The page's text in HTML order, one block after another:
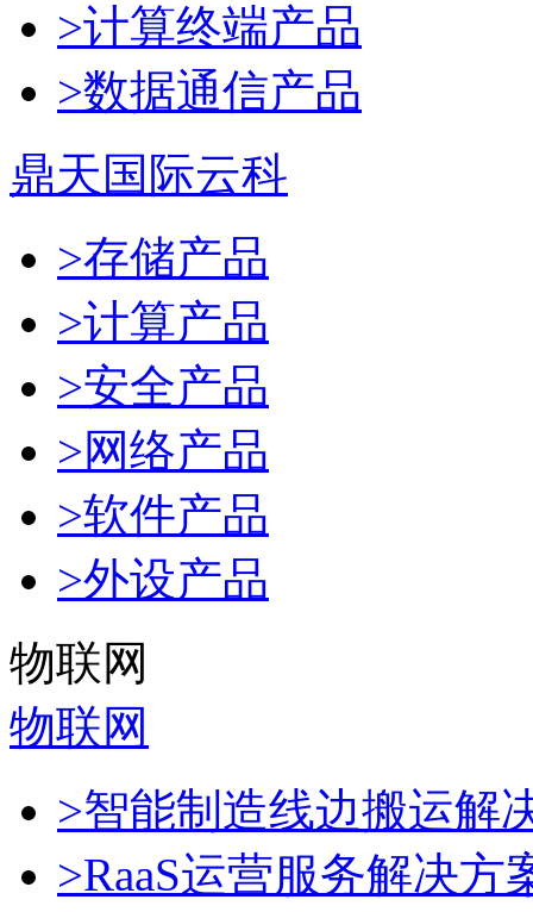
>计算终端产品
>数据通信产品
鼎天国际云科
>存储产品
>计算产品
>安全产品
>网络产品
>软件产品
>外设产品
物联网
物联网
>智能制造线边搬运解
>RaaS运营服务解决方